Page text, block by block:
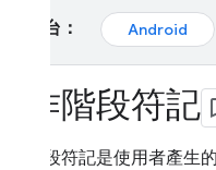
選取平台： Android
工作階段符記
工作階段符記是使用者產生